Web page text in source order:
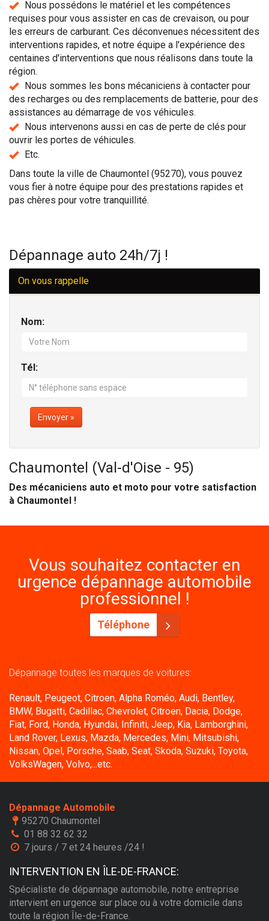
Nous possédons le matériel et les compétences
requises pour vous assister en cas de crevaison, ou pour
les erreurs de carburant. Ces déconvenues nécessitent des
interventions rapides, et notre équipe a l'expérience des
centaines d'interventions que nous réalisons dans toute la
région.
Nous sommes les bons mécaniciens à contacter pour
des recharges ou des remplacements de batterie, pour des
assistances au démarrage de vos véhicules.
Nous intervenons aussi en cas de perte de clés pour
ouvrir les portes de véhicules.
Etc.
Dans toute la ville de Chaumontel (95270), vous pouvez
vous fier à notre équipe pour des prestations rapides et
pas chères pour votre tranquillité.
Dépannage auto 24h/7j !
On vous rappelle
Nom:
Tél:
Envoyer »
Chaumontel (Val-d'Oise - 95)
Des mécaniciens auto et moto pour votre satisfaction
à Chaumontel !
Vous souhaitez contacter en
urgence dépannage automobile
professionnel !
Téléphone
Dépannage toutes les marques de voitures:
Renault, Peugeot, Citroen, Alpha Roméo, Audi, Bentley,
BMW, Bugatti, Cadillac, Chevrolet, Citroen, Dacia, Dodge,
Fiat, Ford, Honda, Hyundai, Infiniti, Jeep, Kia, Lamborghini,
Land Rover, Lexus, Mazda, Mercedes, Mini, Mitsubishi,
Nissan, Opel, Porsche, Saab, Seat, Skoda, Suzuki, Toyota,
VolksWagen, Volvo,...etc.
Dépannage Automobile
95270 Chaumontel
01 88 32 62 32
7 jours / 7 et 24 heures /24 !
INTERVENTION EN ÎLE-DE-FRANCE:
Spécialiste de dépannage automobile, notre entreprise
intervient en urgence sur place ou à votre domicile dans
toute la région Île-de-France.